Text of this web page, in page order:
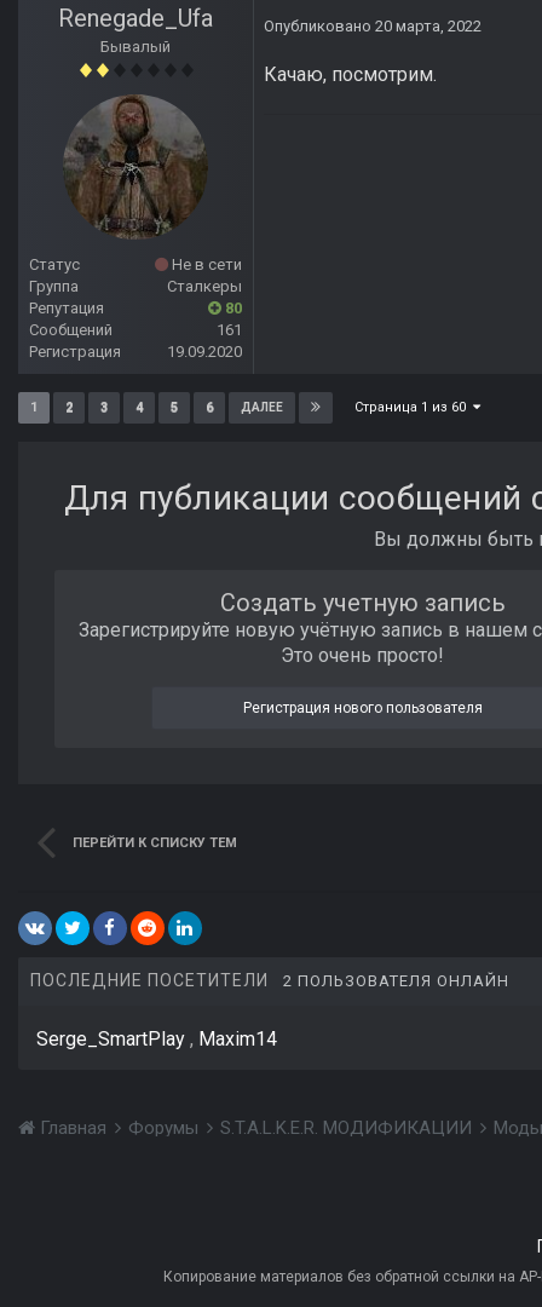
Renegade_Ufa
Бывалый
Статус
Не в сети
Группа
Сталкеры
Репутация
80
Сообщений
161
Регистрация
19.09.2020
Опубликовано 20 марта, 2022
Качаю, посмотрим.
1 2 3 4 5 6 ДАЛЕЕ Страница 1 из 60
Для публикации сообщений
Вы должны быть
Создать учетную запись
Зарегистрируйте новую учётную запись в нашем
Это очень просто!
Регистрация нового пользователя
ПЕРЕЙТИ К СПИСКУ ТЕМ
ПОСЛЕДНИЕ ПОСЕТИТЕЛИ 2 ПОЛЬЗОВАТЕЛЯ ОНЛАЙН
Serge_SmartPlay Maxim14
Главная Форумы S.T.A.L.K.E.R. МОДИФИКАЦИИ
Копирование материалов без обратной ссылки на